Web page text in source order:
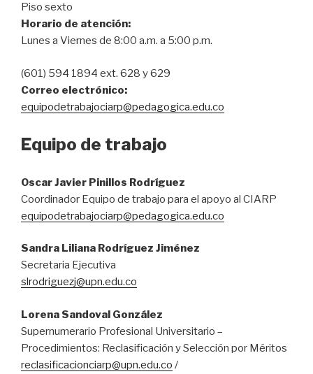
Piso sexto
Horario de atención:
Lunes a Viernes de 8:00 a.m. a 5:00 p.m.
(601) 594 1894 ext. 628 y 629
Correo electrónico:
equipodetrabajociarp@pedagogica.edu.co
Equipo de trabajo
Oscar Javier Pinillos Rodríguez
Coordinador Equipo de trabajo para el apoyo al CIARP
equipodetrabajociarp@pedagogica.edu.co
Sandra Liliana Rodríguez Jiménez
Secretaria Ejecutiva
slrodriguezj@upn.edu.co
Lorena Sandoval González
Supernumerario Profesional Universitario –
Procedimientos: Reclasificación y Selección por Méritos
reclasificacionciarp@upn.edu.co /